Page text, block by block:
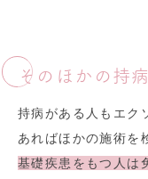
そのほかの持
持病がある人もエク
あればほかの施術を
基礎疾患をもつ人は